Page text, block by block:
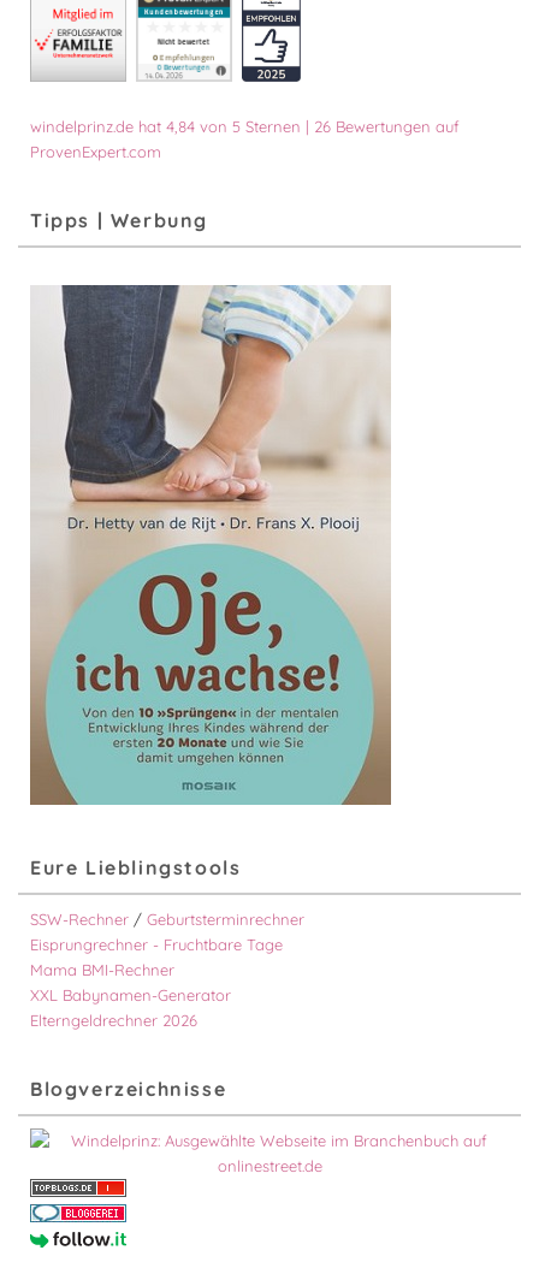
windelprinz.de hat 4,84 von 5 Sternen | 26 Bewertungen auf
ProvenExpert.com
Tipps | Werbung
Eure Lieblingstools
SSW-Rechner / Geburtsterminrechner
Eisprungrechner - Fruchtbare Tage
Mama BMI-Rechner
XXL Babynamen-Generator
Elterngeldrechner 2026
Blogverzeichnisse